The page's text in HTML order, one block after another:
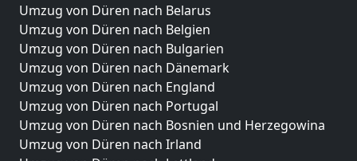
Umzug von Düren nach Belarus
Umzug von Düren nach Belgien
Umzug von Düren nach Bulgarien
Umzug von Düren nach Dänemark
Umzug von Düren nach England
Umzug von Düren nach Portugal
Umzug von Düren nach Bosnien und Herzegowina
Umzug von Düren nach Irland